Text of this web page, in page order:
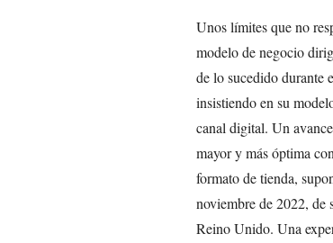
Unos límites que no
modelo de negocio
de lo sucedido durante
insistiendo en su
canal digital. Un
mayor y más óptima
formato de tienda,
noviembre de 2022,
Reino Unido. Una